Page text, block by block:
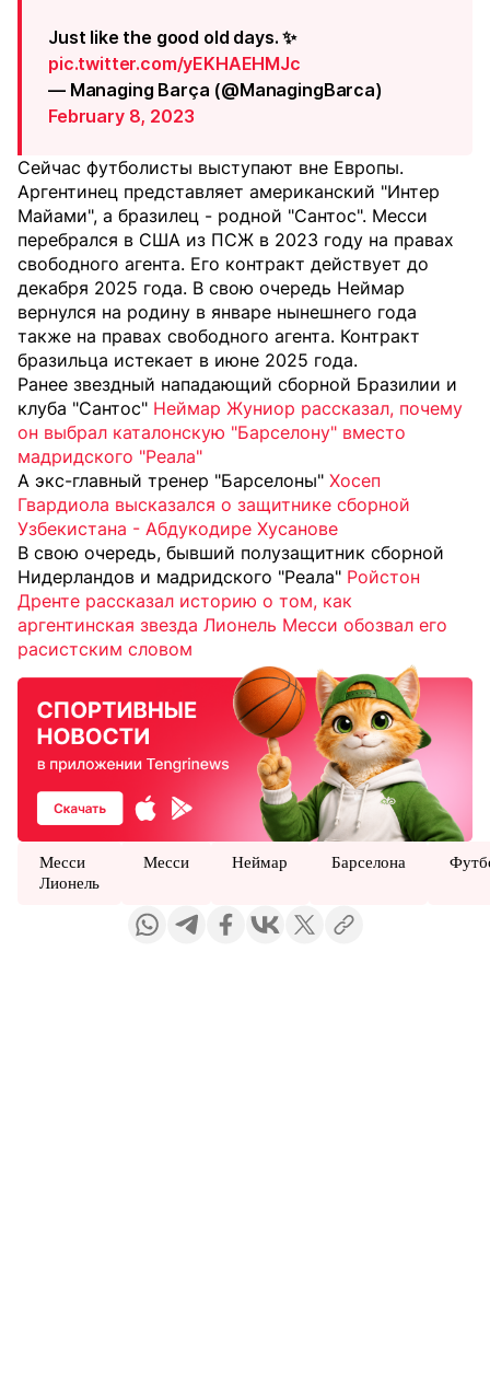
Just like the good old days. ✨
pic.twitter.com/yEKHAEHMJc
— Managing Barça (@ManagingBarca)
February 8, 2023
Сейчас футболисты выступают вне Европы.
Аргентинец представляет американский "Интер
Майами", а бразилец - родной "Сантос". Месси
перебрался в США из ПСЖ в 2023 году на правах
свободного агента. Его контракт действует до
декабря 2025 года. В свою очередь Неймар
вернулся на родину в январе нынешнего года
также на правах свободного агента. Контракт
бразильца истекает в июне 2025 года.
Ранее звездный нападающий сборной Бразилии и
клуба "Сантос" Неймар Жуниор рассказал, почему
он выбрал каталонскую "Барселону" вместо
мадридского "Реала"
А экс-главный тренер "Барселоны" Хосеп
Гвардиола высказался о защитнике сборной
Узбекистана - Абдукодире Хусанове
В свою очередь, бывший полузащитник сборной
Нидерландов и мадридского "Реала" Ройстон
Дренте рассказал историю о том, как
аргентинская звезда Лионель Месси обозвал его
расистским словом
Месси
Лионель
Месси Неймар Барселона